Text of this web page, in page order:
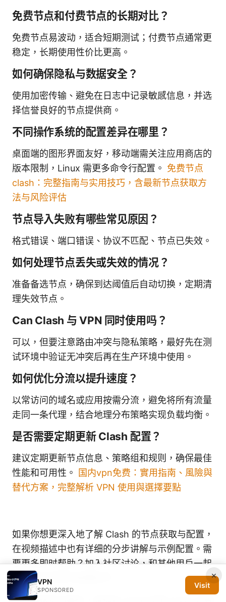
免费节点和付费节点的长期对比？
免费节点易波动，适合短期测试；付费节点通常更
稳定，长期使用性价比更高。
如何确保隐私与数据安全？
使用加密传输、避免在日志中记录敏感信息，并选
择信誉良好的节点提供商。
不同操作系统的配置差异在哪里？
桌面端的图形界面友好，移动端需关注应用商店的
版本限制，Linux 需更多命令行配置。 免费节点
clash：完整指南与实用技巧，含最新节点获取方
法与风险评估
节点导入失败有哪些常见原因？
格式错误、端口错误、协议不匹配、节点已失效。
如何处理节点丢失或失效的情况？
准备备选节点，确保到达阈值后自动切换，定期清
理失效节点。
Can Clash 与 VPN 同时使用吗？
可以，但要注意路由冲突与隐私策略，最好先在测
试环境中验证无冲突后再在生产环境中使用。
如何优化分流以提升速度？
以常访问的域名或应用按需分流，避免将所有流量
走同一条代理，结合地理分布策略实现负载均衡。
是否需要定期更新 Clash 配置？
建议定期更新节点信息、策略组和规则，确保最佳
性能和可用性。
国内vpn免费：實用指南、風險與
替代方案，完整解析 VPN 使用與選擇要點
如果你想更深入地了解 Clash 的节点获取与配置，
在视频描述中也有详细的分步讲解与示例配置。需
要更多即时帮助？加入社区讨论，和其他用户一起
分享节点来源与配置技巧。
×
VPN
SPONSORED
Visit